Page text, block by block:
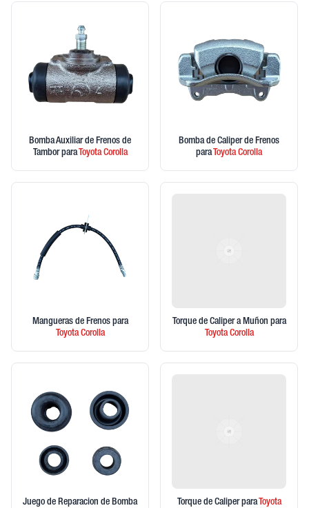
Bomba Auxiliar de Frenos de
Tambor para ToyotaCorolla
Bomba de Caliper de Frenos
para ToyotaCorolla
Mangueras de Frenos para
ToyotaCorolla
Torque de Caliper a Muñon para
ToyotaCorolla
Juego de Reparacion de Bomba
Torque de Caliper para Toyota